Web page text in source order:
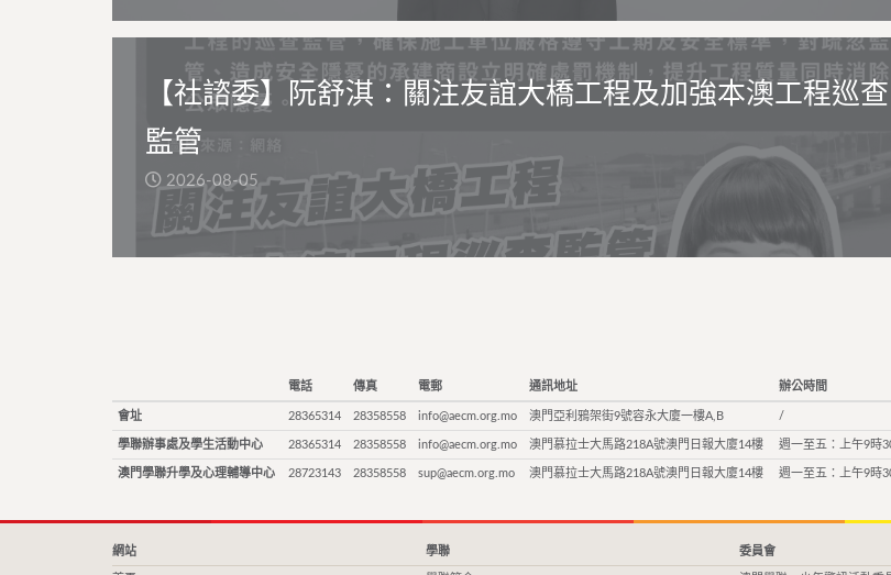
【社諮委】阮舒淇：關注友誼大橋工程及加強本澳工程巡查
監管
2026-08-05
電話 傳真 電郵 通訊地址 辦公時間
會址 28365314 28358558 info@aecm.org.mo 澳門亞利鴉架街9號容永大廈一樓A,B /
學聯辦事處及學生活動中心 28365314 28358558 info@aecm.org.mo 澳門慕拉士大馬路218A號澳門日報大廈14樓 週一至五：上午9時
澳門學聯升學及心理輔導中心 28723143 28358558 sup@aecm.org.mo 澳門慕拉士大馬路218A號澳門日報大廈14樓 週一至五：上午9時
網站 學聯 委員會